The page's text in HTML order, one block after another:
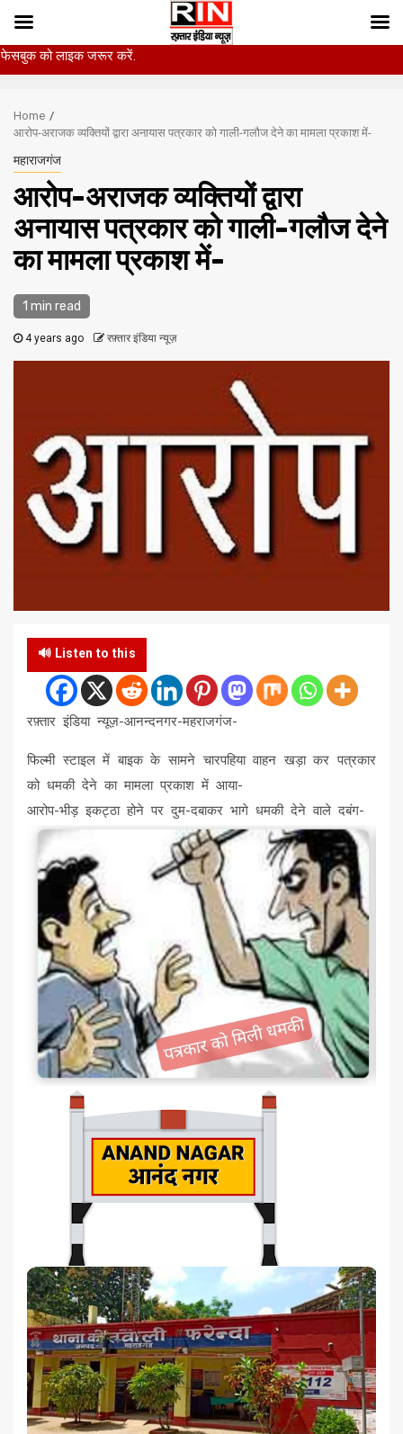
जरूर करें.
content
Home
आरोप-अराजक व्यक्तियों द्वारा अनायास पत्रकार को गाली-गलौज देने का मामला प्रकाश में-
महाराजगंज
आरोप-अराजक व्यक्तियों द्वारा
अनायास पत्रकार को गाली-गलौज देने
का मामला प्रकाश में-
1 min read
4 years ago रफ़्तार इंडिया न्यूज़
🔊 Listen to this
रफ़्तार इंडिया न्यूज़-आनन्दनगर-महराजगंज-
फिल्मी स्टाइल में बाइक के सामने चारपहिया वाहन खड़ा कर पत्रकार
को धमकी देने का मामला प्रकाश में आया-
आरोप-भीड़ इकट्ठा होने पर दुम-दबाकर भागे धमकी देने वाले दबंग-